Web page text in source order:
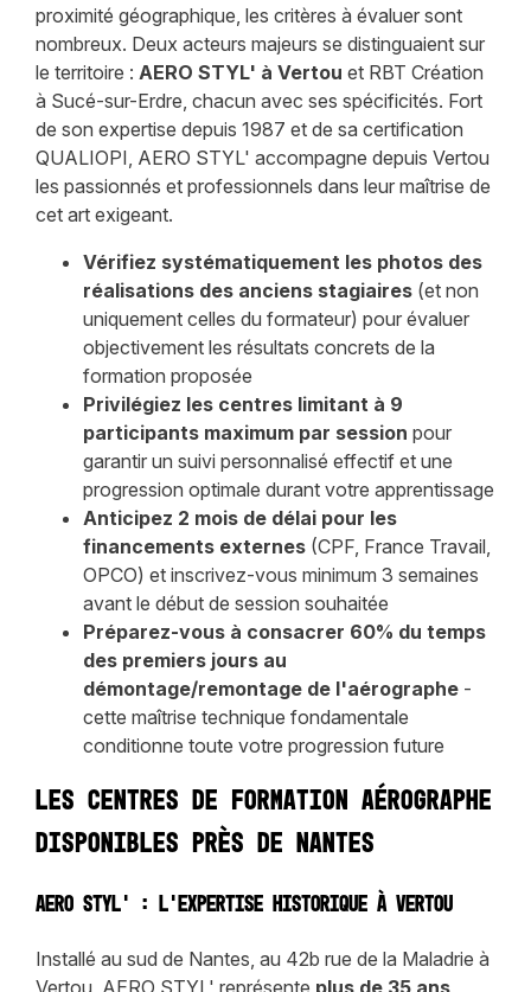
proximité géographique, les critères à évaluer sont
nombreux. Deux acteurs majeurs se distinguaient sur
le territoire : AERO STYL' à Vertou et RBT Création
à Sucé-sur-Erdre, chacun avec ses spécificités. Fort
de son expertise depuis 1987 et de sa certification
QUALIOPI, AERO STYL' accompagne depuis Vertou
les passionnés et professionnels dans leur maîtrise de
cet art exigeant.
Vérifiez systématiquement les photos des
réalisations des anciens stagiaires(et non
uniquement celles du formateur) pour évaluer
objectivement les résultats concrets de la
formation proposée
Privilégiez les centres limitant à 9
participants maximum par session pour
garantir un suivi personnalisé effectif et une
progression optimale durant votre apprentissage
Anticipez 2 mois de délai pour les
financements externes(CPF, France Travail,
OPCO) et inscrivez-vous minimum 3 semaines
avant le début de session souhaitée
Préparez-vous à consacrer 60% du temps
des premiers jours au
démontage/remontage de l'aérographe-
cette maîtrise technique fondamentale
conditionne toute votre progression future
Les centres de formation aérographe
disponibles près de Nantes
AERO STYL' : l'expertise historique à Vertou
Installé au sud de Nantes, au 42b rue de la Maladrie à
Vertou, AERO STYL' représente plus de 35 ans